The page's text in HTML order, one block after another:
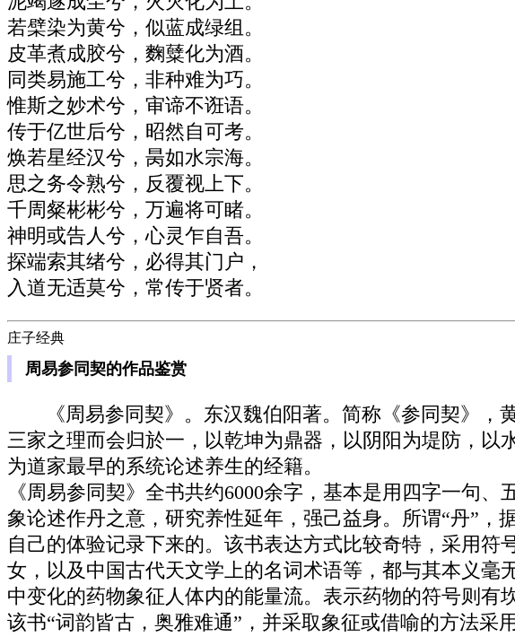
若檗染为黄兮，似蓝成绿组。
皮革煮成胶兮，麴糵化为酒。
同类易施工兮，非种难为巧。
惟斯之妙术兮，审谛不诳语。
传于亿世后兮，昭然自可考。
焕若星经汉兮，昺如水宗海。
思之务令熟兮，反覆视上下。
千周粲彬彬兮，万遍将可睹。
神明或告人兮，心灵乍自吾。
探端索其绪兮，必得其门户，
入道无适莫兮，常传于贤者。
庄子经典
周易参同契的作品鉴赏
《周易参同契》。东汉魏伯阳著。简称《参同契》
三家之理而会归於一，以乾坤为鼎器，以阴阳为堤防，以
为道家最早的系统论述养生的经籍。
《周易参同契》全书共约6000余字，基本是用四字一句
象论述作丹之意，研究养性延年，强己益身。所谓“丹”
自己的体验记录下来的。该书表达方式比较奇特，采用
女，以及中国古代天文学上的名词术语等，都与其本义
中变化的药物象征人体内的能量流。表示药物的符号则有
该书“词韵皆古，奥雅难通”，并采取象征或借喻的方法